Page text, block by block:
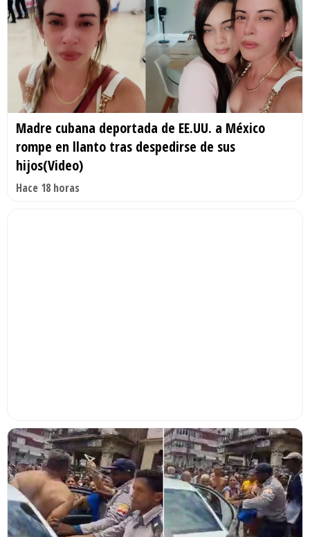
Madre cubana deportada de EE.UU. a México
rompe en llanto tras despedirse de sus
hijos(Video)
Hace 18 horas